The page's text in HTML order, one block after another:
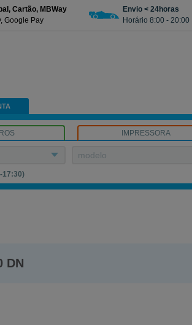
Cartão, MBWay
Google Pay
Envio < 24horas
Horário 8:00 - 20:00
IMPRESSORA
modelo
17:30)
DN